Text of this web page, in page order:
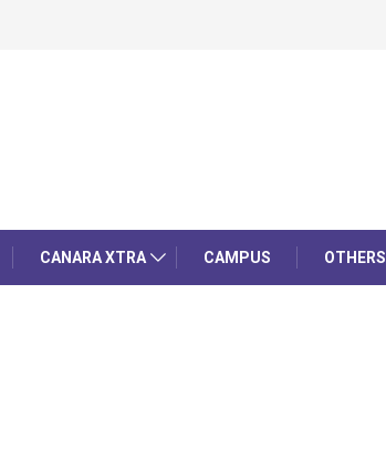
CANARA XTRA CAMPUS OTHERS